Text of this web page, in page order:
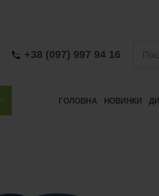
+38 (097) 997 94 16
ГОЛОВНА НОВИНКИ